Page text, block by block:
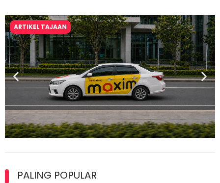
ARTIKEL TAJAAN
lesen separuh pertama 2026
PALING POPULAR